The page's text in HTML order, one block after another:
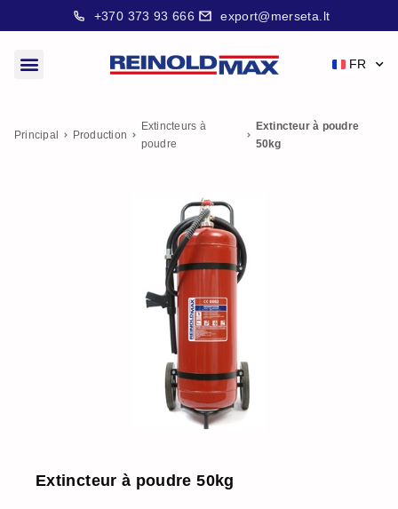
+370 373 93 666 export@merseta.lt
FR
Principal Production
Extincteurs à
poudre
Extincteur à poudre
50kg
Extincteur à poudre 50kg